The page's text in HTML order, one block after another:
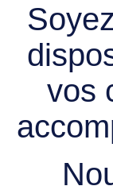
vos